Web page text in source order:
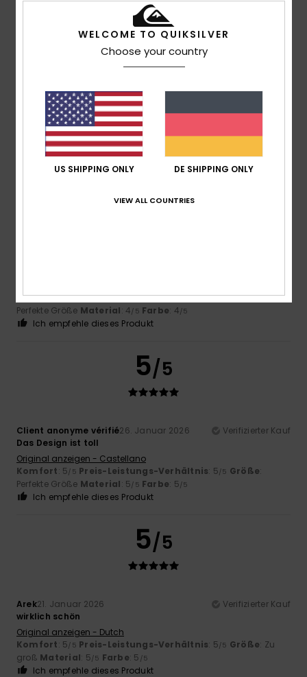
5/5
Qualitätsprodukt
Original anzeigen - Français
Komfort: 5/5 Preis-Leistungs-Verhältnis
Perfekte GrößeMaterial: 5/5 Farbe: 5/5
Ich empfehle dieses Produkt
4/5
Komfort: 4/5 Preis-Leistungs-Verhältnis: 3/5 Größe:
Perfekte Größe Material: 4/5 Farbe: 4/5
Ich empfehle dieses Produkt
5/5
Client anonyme vérifié26. Januar 2026
Verifizierter Kauf
Das Design ist toll
Original anzeigen - Castellano
Komfort: 5/5 Preis-Leistungs-Verhältnis: 5/5 Größe:
Perfekte Größe Material: 5/5 Farbe: 5/5
Ich empfehle dieses Produkt
5/5
Arek21. Januar 2026
Verifizierter Kauf
wirklich schön
Original anzeigen - Dutch
Komfort: 5/5 Preis-Leistungs-Verhältnis: 5/5 Größe: Zu
groß Material: 5/5 Farbe: 5 /5
Ich empfehle dieses Produkt
WELCOME TO QUIKSILVER
Choose your country
US SHIPPING ONLY DE SHIPPING ONLY
VIEW ALL COUNTRIES